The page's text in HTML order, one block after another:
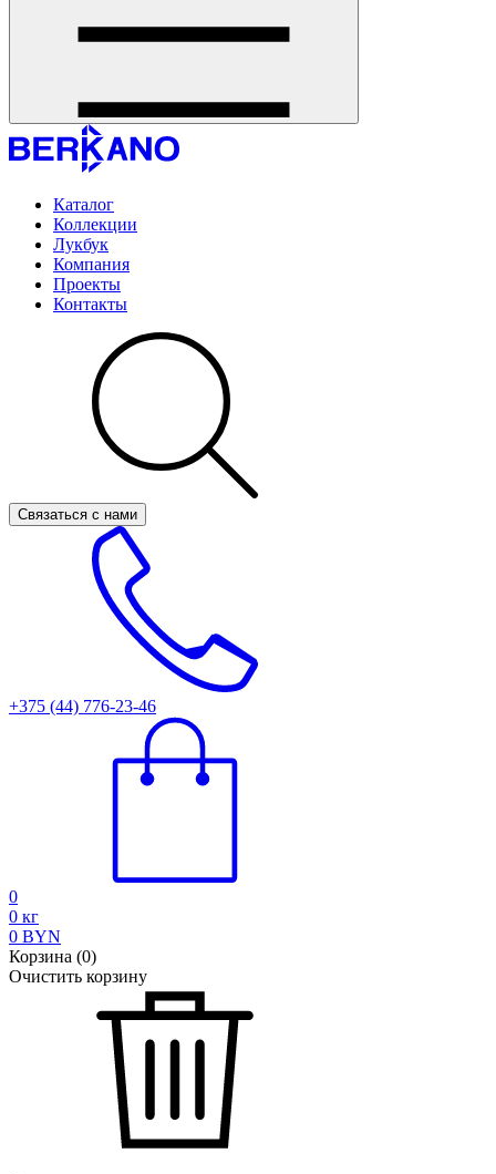
Каталог
Коллекции
Лукбук
Компания
Проекты
Контакты
Связаться с нами
+375 (44) 776-23-46
0
0 кг
0 BYN
Корзина (0)
Очистить корзину